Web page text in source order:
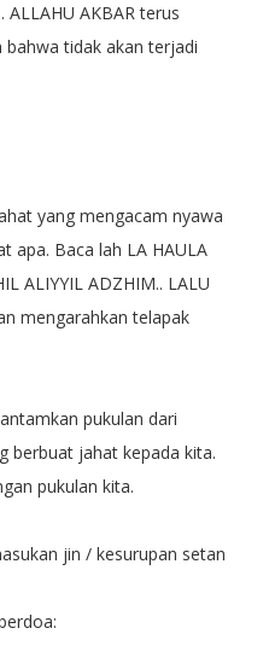
AKBAR terus
bahwa tidak akan terjadi
yang mengacam nyawa
apa. Baca lah LA HAULA
ALIYYIL ADZHIM.. LALU
mengarahkan telapak
pukulan dari
berbuat jahat kepada kita.
pukulan kita.
jin / kesurupan setan